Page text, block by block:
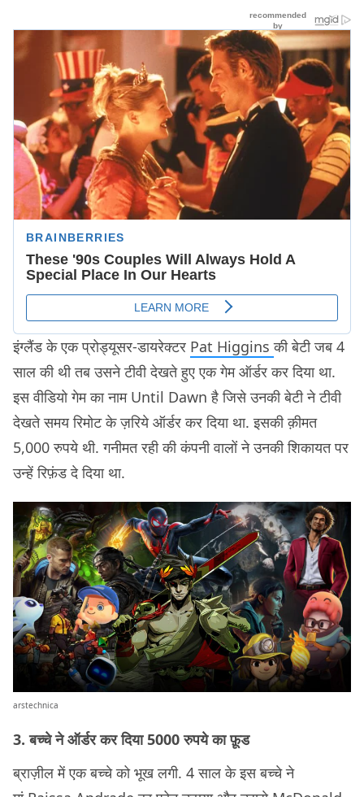
इंग्लैंड के एक प्रोड्यूसर-डायरेक्टर Pat Higginsकी बेटी जब 4
साल की थी तब उसने टीवी देखते हुए एक गेम ऑर्डर कर दिया था.
इस वीडियो गेम का नाम Until Dawn है जिसे उनकी बेटी ने टीवी
देखते समय रिमोट के ज़रिये ऑर्डर कर दिया था. इसकी क़ीमत
5,000 रुपये थी. गनीमत रही की कंपनी वालों ने उनकी शिकायत पर
उन्हें रिफ़ंड दे दिया था.
arstechnica
3. बच्चे ने ऑर्डर कर दिया 5000 रुपये का फ़ूड
ब्राज़ील में एक बच्चे को भूख लगी. 4 साल के इस बच्चे ने